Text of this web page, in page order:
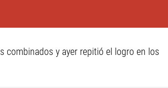
combinados y ayer repitió el logro en los